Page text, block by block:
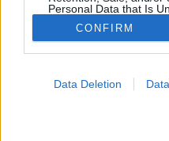
Personal Data that Is
Purposes for which it
Opted Out
CONFIRM
Data Deletion
2024. április 24. 10:19
Küldés